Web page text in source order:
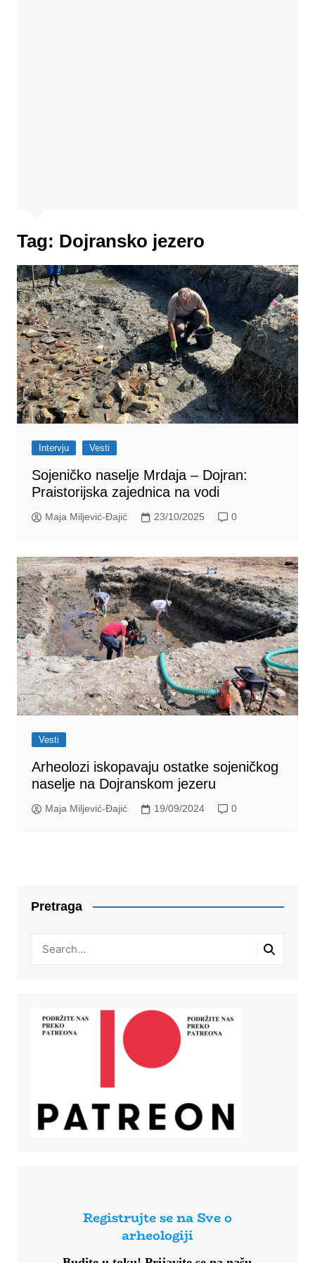
Tag: Dojransko jezero
Intervju Vesti
Sojeničko naselje Mrdaja – Dojran:
Praistorijska zajednica na vodi
Maja Miljević-Đajić 23/10/2025 0
Vesti
Arheolozi iskopavaju ostatke sojeničkog
naselje na Dojranskom jezeru
Maja Miljević-Đajić 19/09/2024 0
Pretraga
Registrujte se na Sve o
arheologiji